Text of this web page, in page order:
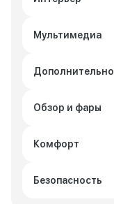
Мультимедиа
Дополнительно
Обзор и фары
Комфорт
Безопасность